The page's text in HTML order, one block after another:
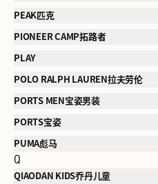
PEAK匹克
PIONEER CAMP拓路者
PLAY
POLO RALPH LAUREN拉夫劳伦
PORTS MEN宝姿男装
PORTS宝姿
PUMA彪马
Q
QIAODAN KIDS乔丹儿童